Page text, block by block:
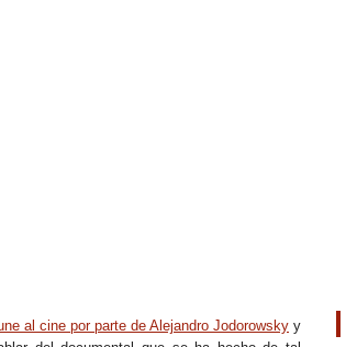
al cine por parte de Alejandro Jodorowsky y